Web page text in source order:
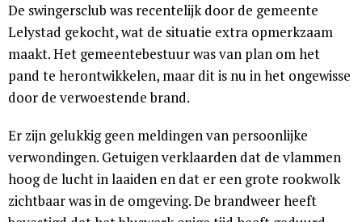
De swingersclub was recentelijk door de gemeente
Lelystad gekocht, wat de situatie extra opmerkzaam
maakt. Het gemeentebestuur was van plan om het
pand te herontwikkelen, maar dit is nu in het ongewisse
door de verwoestende brand.
Er zijn gelukkig geen meldingen van persoonlijke
verwondingen. Getuigen verklaarden dat de vlammen
hoog de lucht in laaiden en dat er een grote rookwolk
zichtbaar was in de omgeving. De brandweer heeft